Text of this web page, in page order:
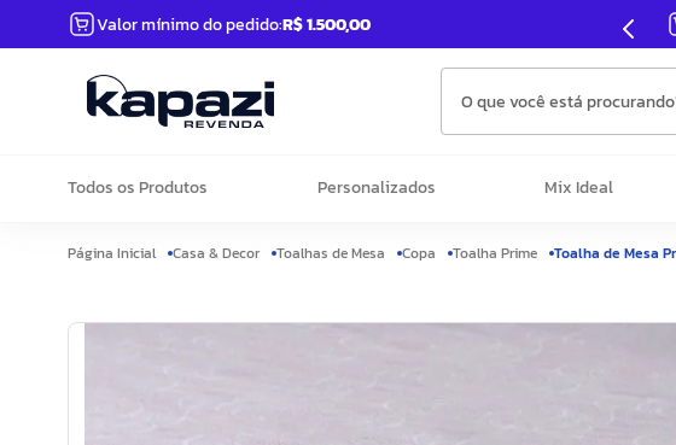
Valor mínimo do pedido:R$ 1.500,00
O que você está
Todos os Produtos Personalizados Mix Ideal
Casa & Decor Toalhas de Mesa Copa Toalha Prime Toalha de Mesa